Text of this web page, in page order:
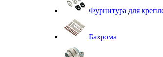
Фурнитура для
Бахрома